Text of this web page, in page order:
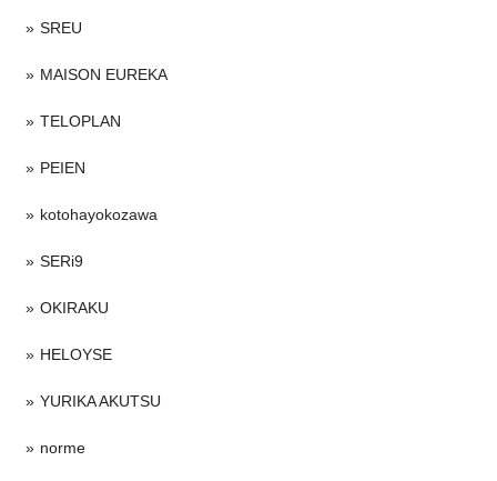
SREU
MAISON EUREKA
TELOPLAN
PEIEN
kotohayokozawa
SERi9
OKIRAKU
HELOYSE
YURIKA AKUTSU
norme